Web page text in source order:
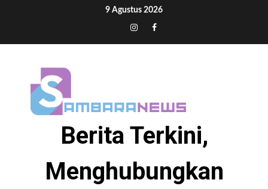
9 Agustus 2026
Tiktok
InstagramFacebook
Berita Terkini,
Menghubungkan